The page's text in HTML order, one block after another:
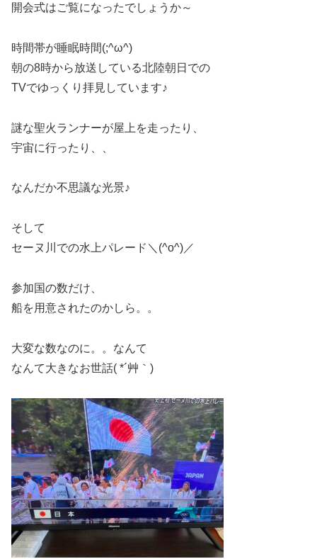
開会式はご覧になったでしょうか～
時間帯が睡眠時間(;^ω^)
朝の8時から放送している北陸朝日での
TVでゆっくり拝見しています♪
謎な聖火ランナーが屋上を走ったり、
宇宙に行ったり、、
なんだか不思議な光景♪
そして
セーヌ川での水上パレード＼(^o^)／
参加国の数だけ、
船を用意されたのかしら。。
大変な数なのに。。なんて
なんて大きなお世話( *´艸｀)